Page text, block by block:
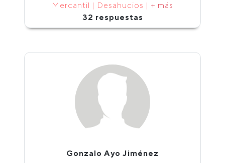
Mercantil | Desahucios | + más
32 respuestas
Gonzalo Ayo Jiménez